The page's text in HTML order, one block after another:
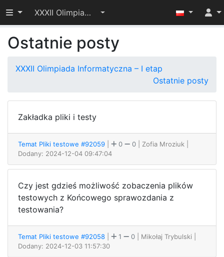
Przełącz widoczność menu
XXXII Olimpiada Informatyczna – I etap
Ostatnie posty
XXXII Olimpiada Informatyczna – I etap
Ostatnie posty
Zakładka pliki i testy
Temat Pliki testowe #92059 0 0 | Zofia Mroziuk
Dodany: 2024-12-04 09:47:04
Czy jest gdzieś możliwość zobaczenia plików
testowych z Końcowego sprawozdania z
testowania?
Temat Pliki testowe #92058 1 0 | Mikołaj Trybulski
Dodany: 2024-12-03 11:57:30